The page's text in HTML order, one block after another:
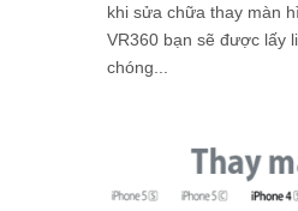
khi sửa chữa thay màn
VR360 bạn sẽ được lấy
chóng...